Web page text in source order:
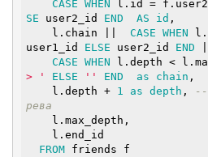
CASE WHEN l.id =
SE user2_id END AS id ,
    l.chain ||
CASE WHEN
user1_id ELSE user2_id END
CASE WHEN l.depth <
> '
ELSE '' END as chain ,
    l.depth +
1 as depth ,
--
рева
FROM friends f